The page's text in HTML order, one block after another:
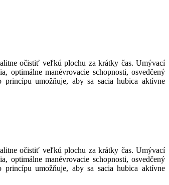
očistiť veľkú plochu za krátky čas. Umývací
manévrovacie schopnosti, osvedčený
umožňuje, aby sa sacia hubica aktívne
očistiť veľkú plochu za krátky čas. Umývací
manévrovacie schopnosti, osvedčený
umožňuje, aby sa sacia hubica aktívne